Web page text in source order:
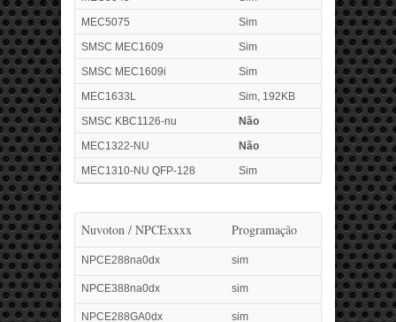
MEC5075
Sim
SMSC MEC1609
Sim
SMSC MEC1609i
Sim
MEC1633L
Sim, 192KB
SMSC KBC1126-nu
Não
MEC1322-NU
Não
MEC1310-NU QFP-128
Sim
Nuvoton / NPCExxxx Programação
NPCE288na0dx sim
NPCE388na0dx sim
NPCE288GA0dx sim